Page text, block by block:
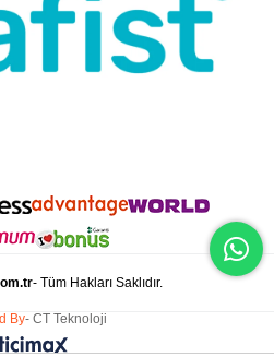
- Tüm Hakları Saklıdır.
By- CT Teknoloji